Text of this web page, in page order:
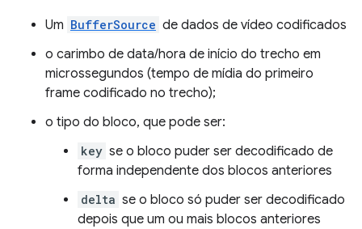
Um BufferSource de dados de vídeo codificados
o carimbo de data/hora de início do trecho em
microssegundos (tempo de mídia do primeiro
frame codificado no trecho);
o tipo do bloco, que pode ser:
key se o bloco puder ser decodificado de
forma independente dos blocos anteriores
delta se o bloco só puder ser decodificado
depois que um ou mais blocos anteriores